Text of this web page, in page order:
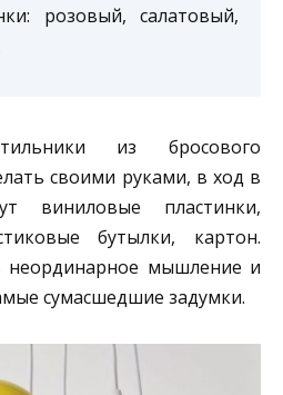
розовый, салатовый,
из бросового
своими руками, в ход в
виниловые пластинки,
бутылки, картон.
мышление и
сумасшедшие задумки.